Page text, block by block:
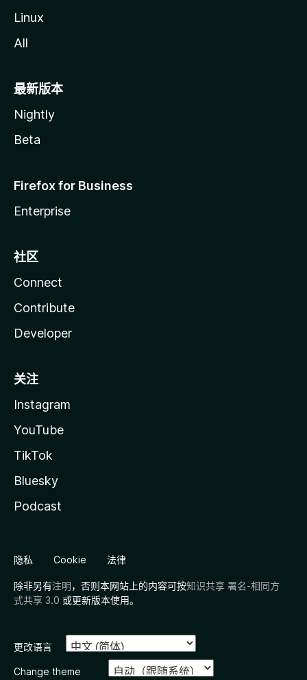
Linux
All
最新版本
Nightly
Beta
Firefox for Business
Enterprise
社区
Connect
Contribute
Developer
关注
Instagram
YouTube
TikTok
Bluesky
Podcast
隐私 Cookie 法律
除非另有注明，否则本网站上的内容可按知识共享 署名-相同方
式共享 3.0 或更新版本使用。
更改语言
Change theme